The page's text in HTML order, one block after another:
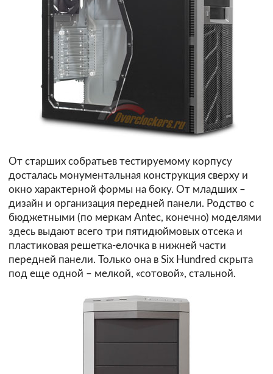
От старших собратьев тестируемому корпусу
досталась монументальная конструкция сверху и
окно характерной формы на боку. От младших –
дизайн и организация передней панели. Родство с
бюджетными (по меркам Antec, конечно) моделями
здесь выдают всего три пятидюймовых отсека и
пластиковая решетка-елочка в нижней части
передней панели. Только она в Six Hundred скрыта
под еще одной – мелкой, «сотовой», стальной.